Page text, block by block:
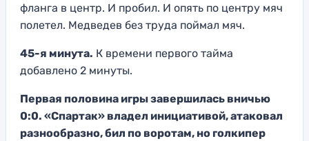
фланга в центр. И пробил. И опять по центру мяч
полетел. Медведев без труда поймал мяч.
45-я минута. К времени первого тайма
добавлено 2 минуты.
Первая половина игры завершилась вничью
0:0. «Спартак» владел инициативой, атаковал
разнообразно, бил по воротам, но голкипер